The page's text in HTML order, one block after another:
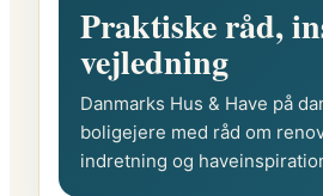
Praktiske råd,
vejledning
Danmarks Hus & Have på
boligejere med råd om
indretning og